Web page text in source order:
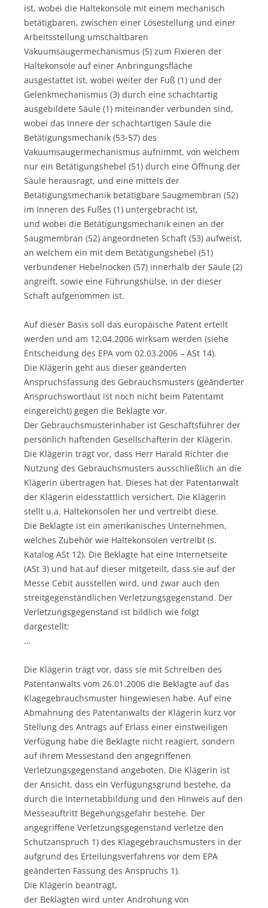
ist, wobei die Haltekonsole mit einem mechanisch
betätigbaren, zwischen einer Lösestellung und einer
Arbeitsstellung umschaltbaren
Vakuumsaugermechanismus (5) zum Fixieren der
Haltekonsole auf einer Anbringungsfläche
ausgestattet ist, wobei weiter der Fuß (1) und der
Gelenkmechanismus (3) durch eine schachtartig
ausgebildete Säule (1) miteinander verbunden sind,
wobei das Innere der schachtartigen Säule die
Betätigungsmechanik (53-57) des
Vakuumsaugermechanismus aufnimmt, von welchem
nur ein Betätigungshebel (51) durch eine Öffnung der
Säule herausragt, und eine mittels der
Betätigungsmechanik betätigbare Saugmembran (52)
im Inneren des Fußes (1) untergebracht ist,
und wobei die Betätigungsmechanik einen an der
Saugmembran (52) angeordneten Schaft (53) aufweist,
an welchem ein mit dem Betätigungshebel (51)
verbundener Hebelnocken (57) innerhalb der Säule (2)
angreift, sowie eine Führungshülse, in der dieser
Schaft aufgenommen ist.
Auf dieser Basis soll das europäische Patent erteilt
werden und am 12.04.2006 wirksam werden (siehe
Entscheidung des EPA vom 02.03.2006 – ASt 14).
Die Klägerin geht aus dieser geänderten
Anspruchsfassung des Gebrauchsmusters (geänderter
Anspruchswortlaut ist noch nicht beim Patentamt
eingereicht) gegen die Beklagte vor.
Der Gebrauchsmusterinhaber ist Geschäftsführer der
persönlich haftenden Gesellschafterin der Klägerin.
Die Klägerin trägt vor, dass Herr Harald Richter die
Nutzung des Gebrauchsmusters ausschließlich an die
Klägerin übertragen hat. Dieses hat der Patentanwalt
der Klägerin eidesstattlich versichert. Die Klägerin
stellt u.a. Haltekonsolen her und vertreibt diese.
Die Beklagte ist ein amerikanisches Unternehmen,
welches Zubehör wie Haltekonsolen vertreibt (s.
Katalog ASt 12). Die Beklagte hat eine Internetseite
(ASt 3) und hat auf dieser mitgeteilt, dass sie auf der
Messe Cebit ausstellen wird, und zwar auch den
streitgegenständlichen Verletzungsgegenstand. Der
Verletzungsgegenstand ist bildlich wie folgt
dargestellt:
…
Die Klägerin trägt vor, dass sie mit Schreiben des
Patentanwalts vom 26.01.2006 die Beklagte auf das
Klagegebrauchsmuster hingewiesen habe. Auf eine
Abmahnung des Patentanwalts der Klägerin kurz vor
Stellung des Antrags auf Erlass einer einstweiligen
Verfügung habe die Beklagte nicht reagiert, sondern
auf ihrem Messestand den angegriffenen
Verletzungsgegenstand angeboten. Die Klägerin ist
der Ansicht, dass ein Verfügungsgrund bestehe, da
durch die Internetabbildung und den Hinweis auf den
Messeauftritt Begehungsgefahr bestehe. Der
angegriffene Verletzungsgegenstand verletze den
Schutzanspruch 1) des Klagegebrauchsmusters in der
aufgrund des Erteilungsverfahrens vor dem EPA
geänderten Fassung des Anspruchs 1).
Die Klägerin beantragt,
der Beklagten wird unter Androhung von